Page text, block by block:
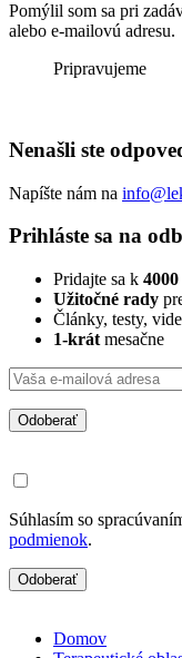
Pomýlil som sa pri
alebo e-mailovú adresu.
Pripravujeme
Nenašli ste
Napíšte nám na
Prihláste sa na
Pridajte sa k 4000
Užitočné rady
Články, testy,
1-krát mesačne
Odoberať
Súhlasím so
podmienok.
Odoberať
Domov